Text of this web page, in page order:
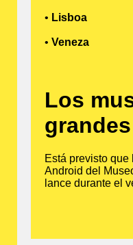
• Lisboa
• Veneza
Los
grandes
Está previsto
Android del
lance durante el